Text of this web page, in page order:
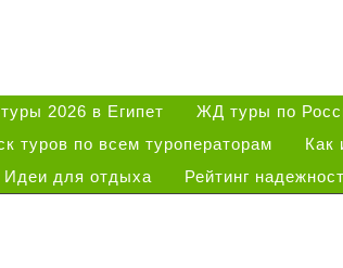
2026 в Египет ЖД туры по
туров по всем туроператорам
Как
Идеи для отдыха Рейтинг